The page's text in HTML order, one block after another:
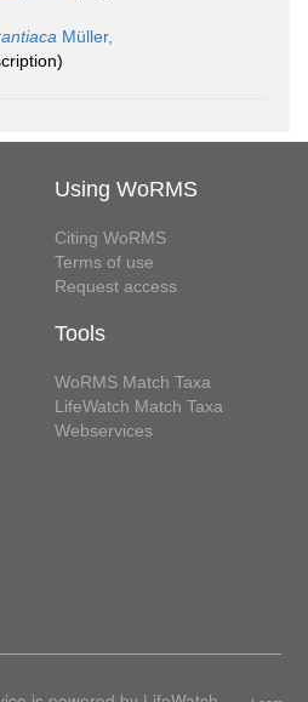
Müller,
Using WoRMS
Citing WoRMS
Terms of use
Request access
Tools
WoRMS Match Taxa
LifeWatch Match Taxa
Webservices